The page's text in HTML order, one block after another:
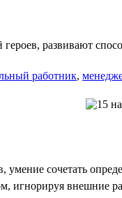
развивают
работник,
сочетать
игнорируя внешние